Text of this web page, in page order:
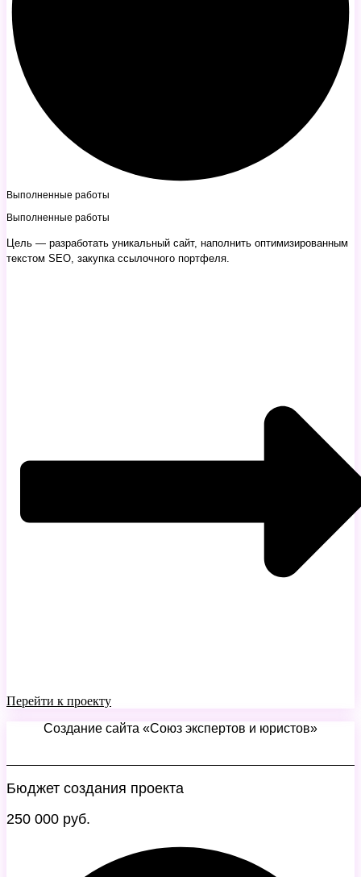
Выполненные работы
Выполненные работы
Цель — разработать уникальный сайт, наполнить оптимизированным
текстом SEO, закупка ссылочного портфеля.
Перейти к проекту
Создание сайта «Союз экспертов и юристов»
Бюджет создания проекта
250 000 руб.